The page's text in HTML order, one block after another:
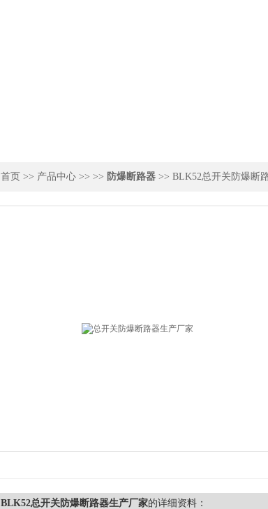
首页 >> 产品中心 >> >> 防爆断路器 >> BLK52总开关防爆断
BLK52总开关防爆断路器生产厂家的详细资料：